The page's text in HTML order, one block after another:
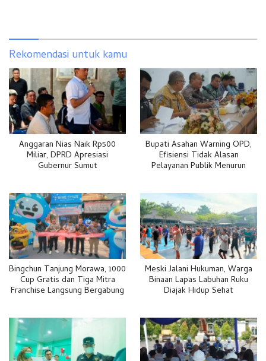
Rekomendasi untuk kamu
Anggaran Nias Naik Rp500
Miliar, DPRD Apresiasi
Gubernur Sumut
Bupati Asahan Warning OPD,
Efisiensi Tidak Alasan
Pelayanan Publik Menurun
Bingchun Tanjung Morawa, 1000
Cup Gratis dan Tiga Mitra
Franchise Langsung Bergabung
Meski Jalani Hukuman, Warga
Binaan Lapas Labuhan Ruku
Diajak Hidup Sehat